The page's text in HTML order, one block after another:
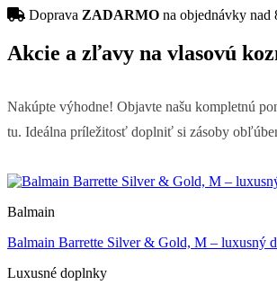
Doprava ZADARMO na objednávky nad
Akcie a zľavy na vlasovú
Nakúpte výhodne! Objavte našu kompletnú
tu. Ideálna príležitosť doplniť si zásoby
Balmain
Balmain Barrette Silver & Gold, M – luxusný
Luxusné doplnky